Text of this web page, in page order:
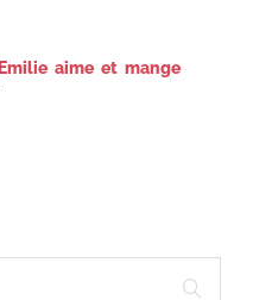
Emilie aime et mange